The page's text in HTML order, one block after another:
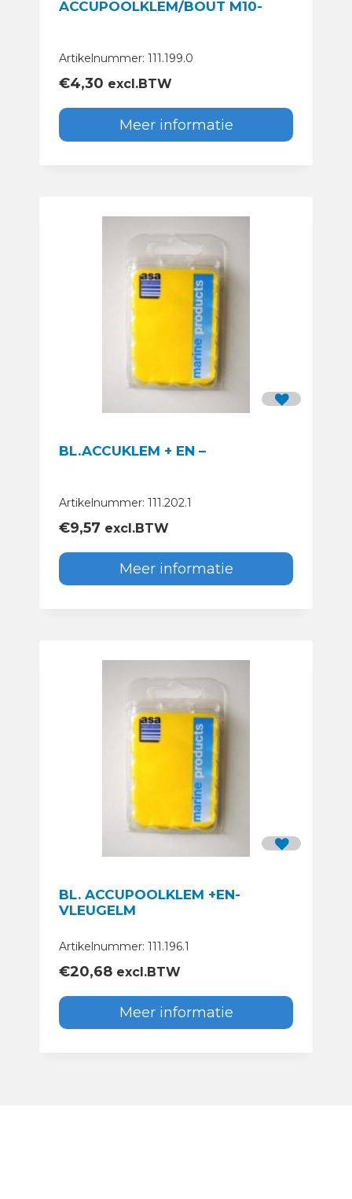
ACCUPOOLKLEM/BOUT M10-
Artikelnummer: 111.199.0
€4,30 excl.BTW
Meer informatie
BL.ACCUKLEM + EN –
Artikelnummer: 111.202.1
€9,57 excl.BTW
Meer informatie
BL. ACCUPOOLKLEM +EN-
VLEUGELM
Artikelnummer: 111.196.1
€20,68 excl.BTW
Meer informatie